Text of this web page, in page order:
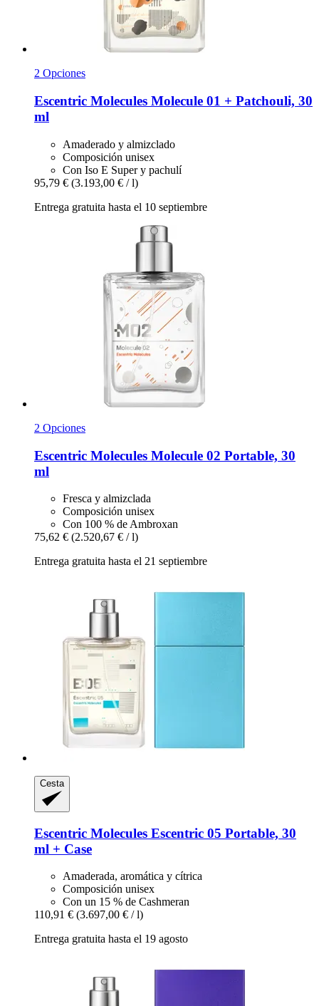
2 Opciones
Escentric Molecules Molecule 01 + Patchouli, 30
ml
Amaderado y almizclado
Composición unisex
Con Iso E Super y pachulí
95,79 € (3.193,00 € / l)
Entrega gratuita hasta el 10 septiembre
2 Opciones
Escentric Molecules Molecule 02 Portable, 30
ml
Fresca y almizclada
Composición unisex
Con 100 % de Ambroxan
75,62 € (2.520,67 € / l)
Entrega gratuita hasta el 21 septiembre
Cesta
Escentric Molecules Escentric 05 Portable, 30
ml + Case
Amaderada, aromática y cítrica
Composición unisex
Con un 15 % de Cashmeran
110,91 € (3.697,00 € / l)
Entrega gratuita hasta el 19 agosto